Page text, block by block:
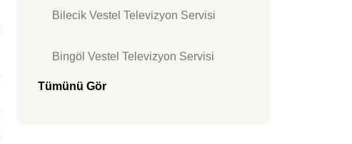
Bilecik Vestel Televizyon Servisi
Bingöl Vestel Televizyon Servisi
Tümünü Gör